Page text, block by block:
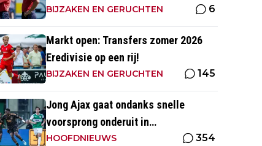
spelen, vloeken in de kerk'
BIJZAKEN EN GERUCHTEN 6
Markt open: Transfers zomer 2026
Eredivisie op een rij!
BIJZAKEN EN GERUCHTEN 145
Jong Ajax gaat ondanks snelle
voorsprong onderuit in
seizoensopener tegen FC Dordrecht
HOOFDNIEUWS 354